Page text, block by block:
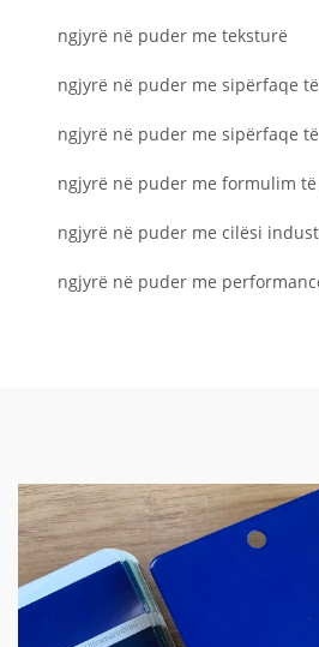
ngjyrë në puder me teksturë
ngjyrë në puder me sipërfaqe
ngjyrë në puder me sipërfaqe
ngjyrë në puder me formulim
ngjyrë në puder me cilësi
ngjyrë në puder me